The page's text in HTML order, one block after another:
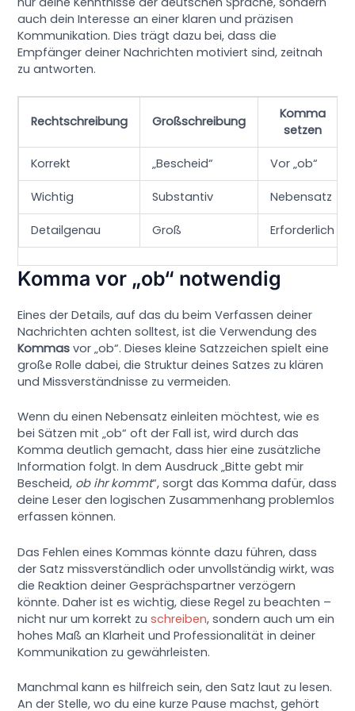
auch dein Interesse an einer klaren und präzisen
Kommunikation. Dies trägt dazu bei, dass die
Empfänger deiner Nachrichten motiviert sind, zeitnah
zu antworten.
Rechtschreibung Großschreibung
Komma
setzen
Korrekt „Bescheid“ Vor „ob“
Wichtig Substantiv Nebensatz
Detailgenau Groß Erforderlich
Komma vor „ob“ notwendig
Eines der Details, auf das du beim Verfassen deiner
Nachrichten achten solltest, ist die Verwendung des
Kommas vor „ob“. Dieses kleine Satzzeichen spielt eine
große Rolle dabei, die Struktur deines Satzes zu klären
und Missverständnisse zu vermeiden.
Wenn du einen Nebensatz einleiten möchtest, wie es
bei Sätzen mit „ob“ oft der Fall ist, wird durch das
Komma deutlich gemacht, dass hier eine zusätzliche
Information folgt. In dem Ausdruck „Bitte gebt mir
Bescheid, ob ihr kommt“, sorgt das Komma dafür, dass
deine Leser den logischen Zusammenhang problemlos
erfassen können.
Das Fehlen eines Kommas könnte dazu führen, dass
der Satz missverständlich oder unvollständig wirkt, was
die Reaktion deiner Gesprächspartner verzögern
könnte. Daher ist es wichtig, diese Regel zu beachten –
nicht nur um korrekt zuschreiben, sondern auch um ein
hohes Maß an Klarheit und Professionalität in deiner
Kommunikation zu gewährleisten.
Manchmal kann es hilfreich sein, den Satz laut zu lesen.
An der Stelle, wo du eine kurze Pause machst, gehört